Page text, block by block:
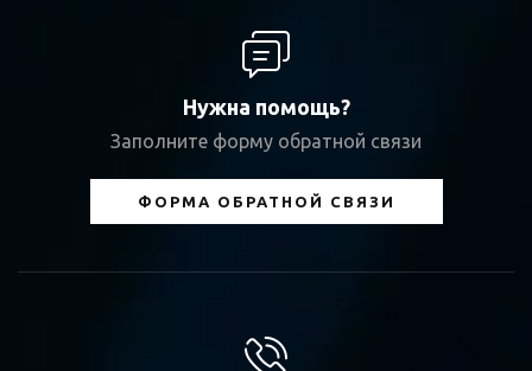
Нужна помощь?
Заполните форму обратной связи
ФОРМА ОБРАТНОЙ СВЯЗИ